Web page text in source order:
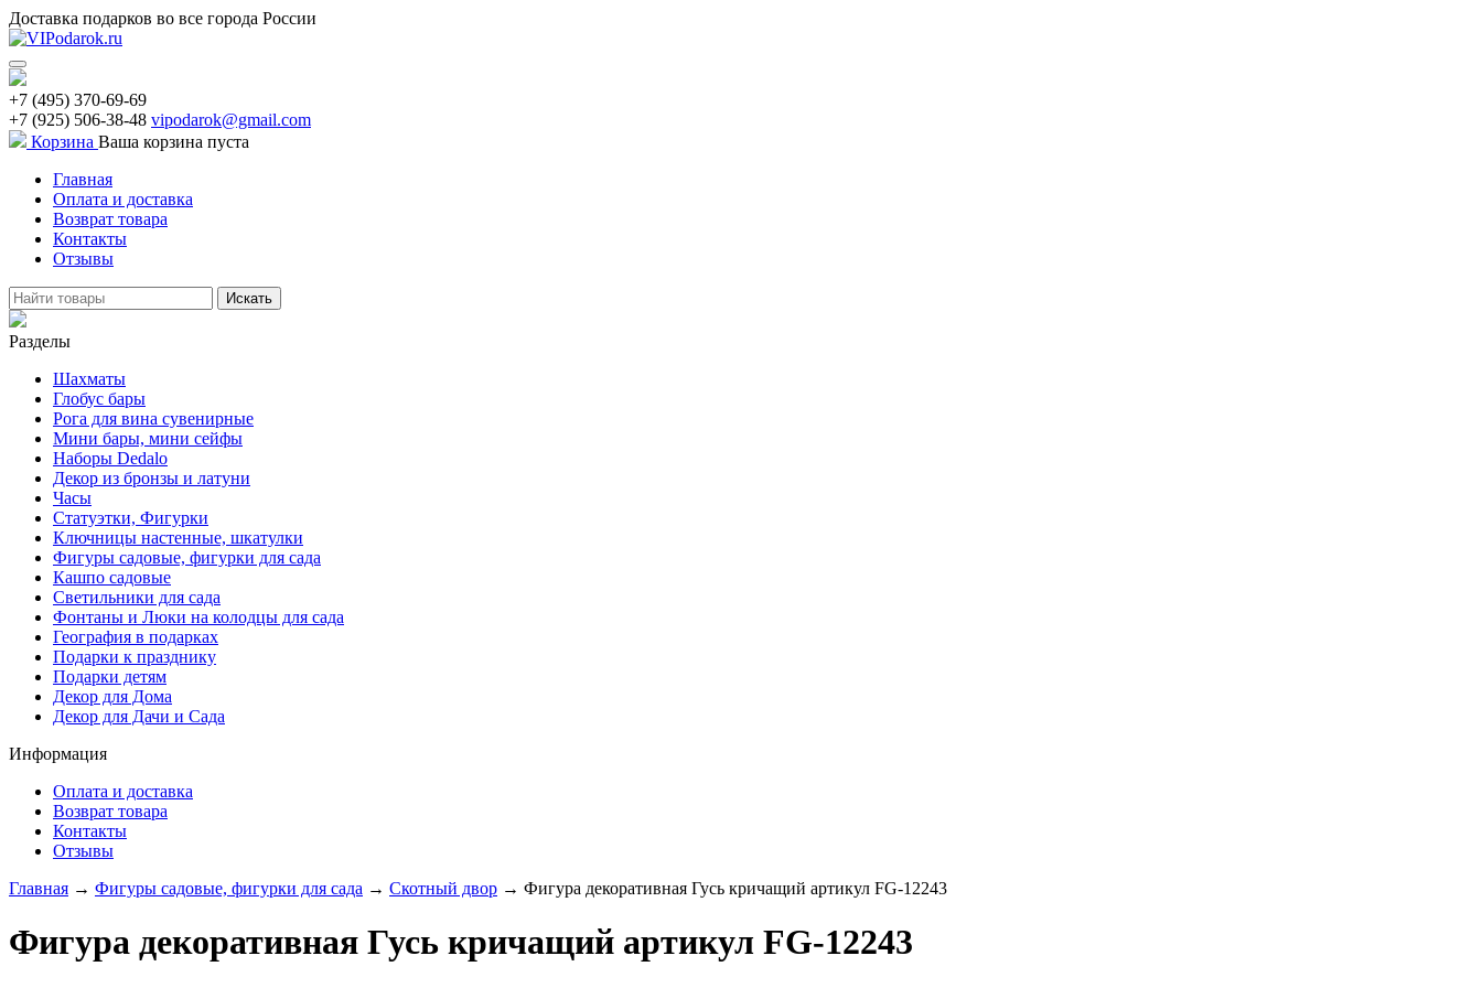
Доставка подарков во все города России
+7 (495) 370-69-69
+7 (925) 506-38-48 vipodarok@gmail.com
Корзина Ваша корзина пуста
Главная
Оплата и доставка
Возврат товара
Контакты
Отзывы
Искать
Разделы
Шахматы
Глобус бары
Рога для вина сувенирные
Мини бары, мини сейфы
Наборы Dedalo
Декор из бронзы и латуни
Часы
Статуэтки, Фигурки
Ключницы настенные, шкатулки
Фигуры садовые, фигурки для сада
Кашпо садовые
Светильники для сада
Фонтаны и Люки на колодцы для сада
География в подарках
Подарки к празднику
Подарки детям
Декор для Дома
Декор для Дачи и Сада
Информация
Оплата и доставка
Возврат товара
Контакты
Отзывы
Главная → Фигуры садовые, фигурки для сада → Скотный двор → Фигура декоративная Гусь кричащий артикул FG-12243
Фигура декоративная Гусь кричащий артикул FG-12243